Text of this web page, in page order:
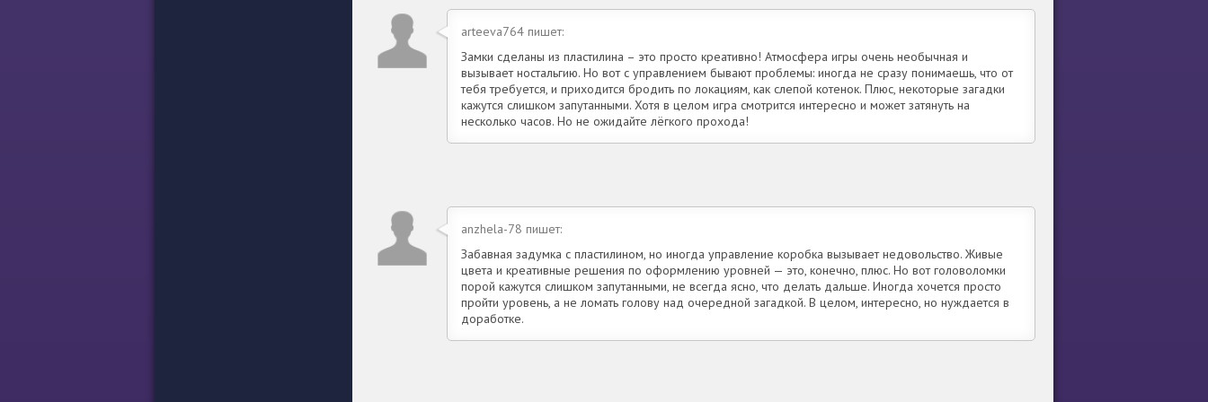
arteeva764 пишет:
Замки сделаны из пластилина – это просто креативно! Атмосфера игры очень необычная и
вызывает ностальгию. Но вот с управлением бывают проблемы: иногда не сразу понимаешь, что от
тебя требуется, и приходится бродить по локациям, как слепой котенок. Плюс, некоторые загадки
кажутся слишком запутанными. Хотя в целом игра смотрится интересно и может затянуть на
несколько часов. Но не ожидайте лёгкого прохода!
anzhela-78 пишет:
Забавная задумка с пластилином, но иногда управление коробка вызывает недовольство. Живые
цвета и креативные решения по оформлению уровней — это, конечно, плюс. Но вот головоломки
порой кажутся слишком запутанными, не всегда ясно, что делать дальше. Иногда хочется просто
пройти уровень, а не ломать голову над очередной загадкой. В целом, интересно, но нуждается в
доработке.